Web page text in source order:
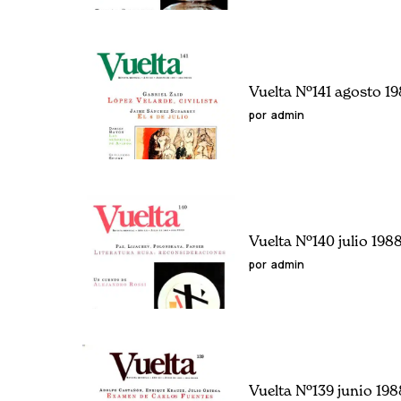
Vuelta Nº141 agosto
por admin
Vuelta Nº140 julio 1988
por admin
Vuelta Nº139 junio